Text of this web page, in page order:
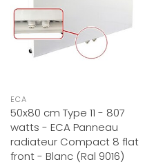
ECA
50x80 cm Type 11 - 807
watts - ECA Panneau
radiateur Compact 8 flat
front - Blanc (Ral 9016)